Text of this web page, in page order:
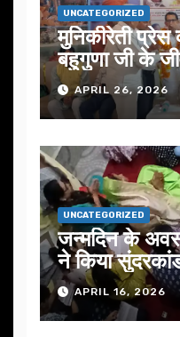
UNCATEGORIZED
मुनिकीरेती प्रेस
बहुगुणा जी के
जोरAPRIL 26, 2026
UNCATEGORIZED
जन्मदिन के
ने किया
APRIL 16, 2026